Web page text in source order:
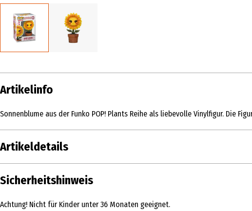
Artikelinfo
Sonnenblume aus der Funko POP! Plants Reihe als liebevolle Vinylfigur. Die
Artikeldetails
Inhalt
Sicherheitshinweis
Achtung! Nicht für Kinder unter 36 Monaten geeignet.